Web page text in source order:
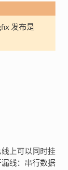
发布是
上可以同时挂
线：串行数据